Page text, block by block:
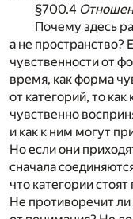
§700.4
Почему здесь
а не пространство?
чувственности от
время, как форма
от категорий, то как
чувственно
и как к ним могут
Но если они
сначала
что категории
Не противоречит